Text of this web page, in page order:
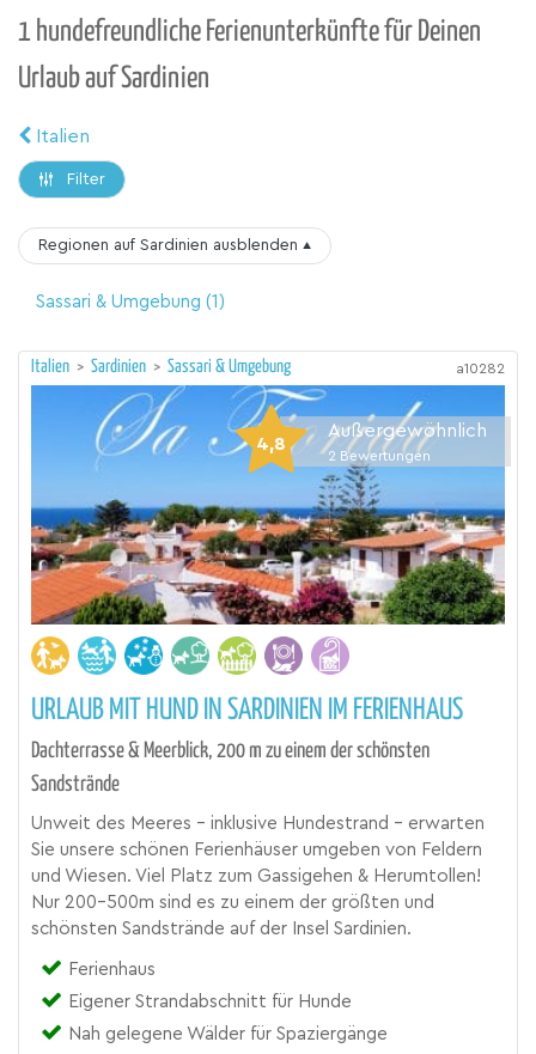
1 hundefreundliche Ferienunterkünfte für Deinen
Urlaub auf Sardinien
Italien
Filter
Regionen auf Sardinien ausblenden ▴
Sassari & Umgebung (1)
Italien > Sardinien > Sassari & Umgebung a10282
4,8
Außergewöhnlich
2 Bewertungen
URLAUB MIT HUND IN SARDINIEN IM FERIENHAUS
Dachterrasse & Meerblick, 200 m zu einem der schönsten
Sandstrände
Unweit des Meeres - inklusive Hundestrand - erwarten
Sie unsere schönen Ferienhäuser umgeben von Feldern
und Wiesen. Viel Platz zum Gassigehen & Herumtollen!
Nur 200-500m sind es zu einem der größten und
schönsten Sandstrände auf der Insel Sardinien.
Ferienhaus
Eigener Strandabschnitt für Hunde
Nah gelegene Wälder für Spaziergänge